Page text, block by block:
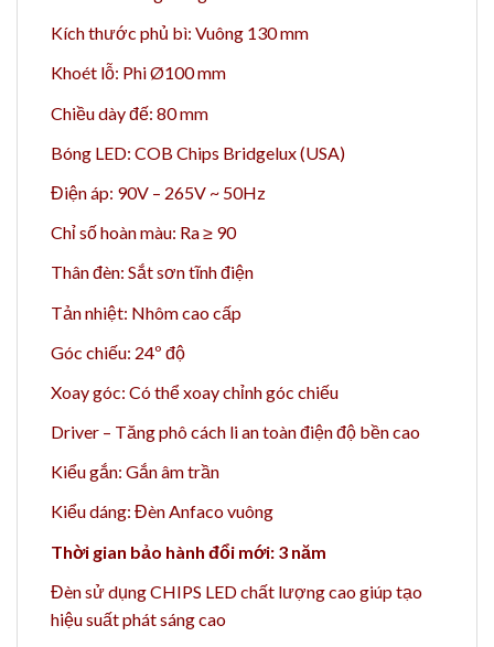
Kích thước phủ bì: Vuông 130 mm
Khoét lỗ: Phi Ø100 mm
Chiều dày đế: 80 mm
Bóng LED: COB Chips Bridgelux (USA)
Điện áp: 90V – 265V ~ 50Hz
Chỉ số hoàn màu: Ra ≥ 90
Thân đèn: Sắt sơn tĩnh điện
Tản nhiệt: Nhôm cao cấp
Góc chiếu: 24º độ
Xoay góc: Có thể xoay chỉnh góc chiếu
Driver – Tăng phô cách li an toàn điện độ bền cao
Kiểu gắn: Gắn âm trần
Kiểu dáng: Đèn Anfaco vuông
Thời gian bảo hành đổi mới: 3 năm
Đèn sử dụng CHIPS LED chất lượng cao giúp tạo
hiệu suất phát sáng cao